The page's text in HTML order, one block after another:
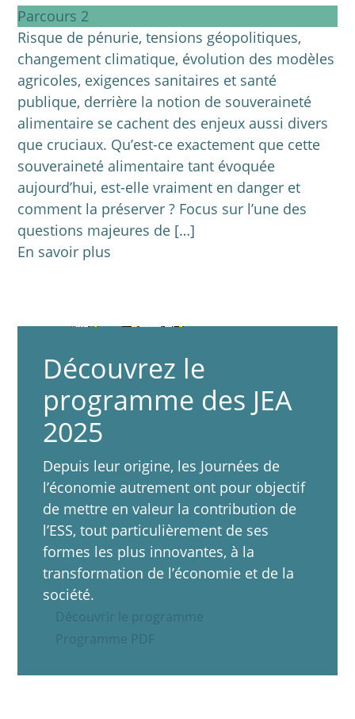
Parcours 2
Risque de pénurie, tensions géopolitiques,
changement climatique, évolution des modèles
agricoles, exigences sanitaires et santé
publique, derrière la notion de souveraineté
alimentaire se cachent des enjeux aussi divers
que cruciaux. Qu’est-ce exactement que cette
souveraineté alimentaire tant évoquée
aujourd’hui, est-elle vraiment en danger et
comment la préserver ? Focus sur l’une des
questions majeures de […]
En savoir plus
Découvrez le
programme des JEA
2025
Depuis leur origine, les Journées de
l’économie autrement ont pour objectif
de mettre en valeur la contribution de
l’ESS, tout particulièrement de ses
formes les plus innovantes, à la
transformation de l’économie et de la
société.
Découvrir le programme
Programme PDF